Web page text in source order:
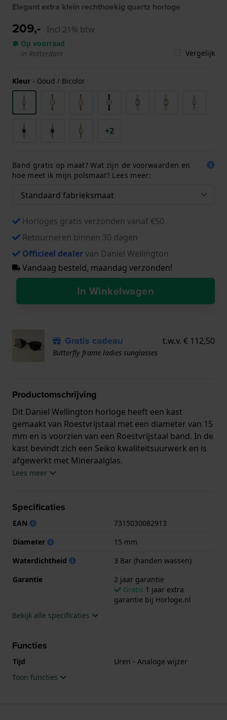
Elegant extra klein rechthoekig quartz horloge
209,- Incl 21% btw
● Op voorraad
in Rotterdam
Vergelijk
Kleur - Goud / Bicolor
+2
Band gratis op maat? Wat zijn de voorwaarden en
hoe meet ik mijn polsmaat? Lees meer:
Horloges gratis verzonden vanaf €50
Retourneren binnen 30 dagen
Officieel dealervan Daniel Wellington
Vandaag besteld, maandag verzonden!
In Winkelwagen
Gratis cadeau t.w.v. € 112,50
Butterfly frame ladies sunglasses
Productomschrijving
Dit Daniel Wellington horloge heeft een kast
gemaakt van Roestvrijstaal met een diameter van 15
mm en is voorzien van een Roestvrijstaal band. In de
kast bevindt zich een Seiko kwaliteitsuurwerk en is
afgewerkt met Mineraalglas.
geleverd met 2 jaar garantie.
Lees meer
Specificaties
EAN
7315030082913
Diameter
15 mm
Waterdichtheid
3 Bar (handen wassen)
Garantie
2 jaar garantie
Gratis 1 jaar extra
garantie bij Horloge.nl
Bekijk alle specificaties
Functies
Tijd
Uren - Analoge wijzer
Toon functies